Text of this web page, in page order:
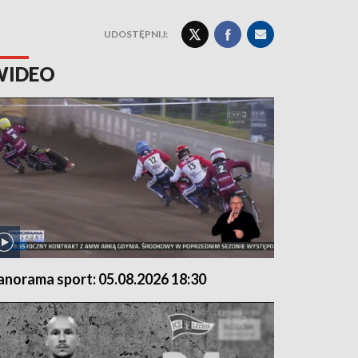
UDOSTĘPNIJ:
sport: 05.08.2026 18:30